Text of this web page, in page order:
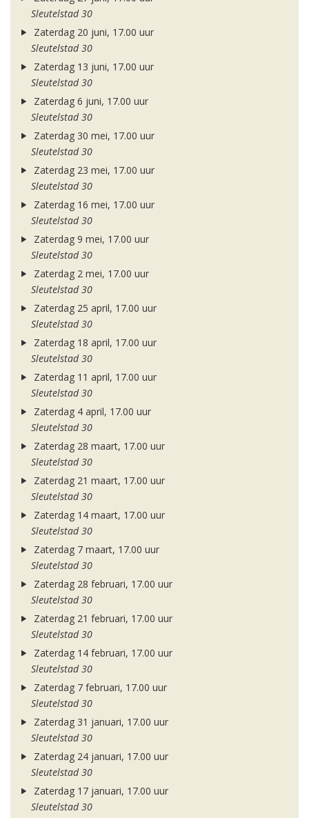
Sleutelstad 30
Zaterdag 20 juni, 17.00 uur
Sleutelstad 30
Zaterdag 13 juni, 17.00 uur
Sleutelstad 30
Zaterdag 6 juni, 17.00 uur
Sleutelstad 30
Zaterdag 30 mei, 17.00 uur
Sleutelstad 30
Zaterdag 23 mei, 17.00 uur
Sleutelstad 30
Zaterdag 16 mei, 17.00 uur
Sleutelstad 30
Zaterdag 9 mei, 17.00 uur
Sleutelstad 30
Zaterdag 2 mei, 17.00 uur
Sleutelstad 30
Zaterdag 25 april, 17.00 uur
Sleutelstad 30
Zaterdag 18 april, 17.00 uur
Sleutelstad 30
Zaterdag 11 april, 17.00 uur
Sleutelstad 30
Zaterdag 4 april, 17.00 uur
Sleutelstad 30
Zaterdag 28 maart, 17.00 uur
Sleutelstad 30
Zaterdag 21 maart, 17.00 uur
Sleutelstad 30
Zaterdag 14 maart, 17.00 uur
Sleutelstad 30
Zaterdag 7 maart, 17.00 uur
Sleutelstad 30
Zaterdag 28 februari, 17.00 uur
Sleutelstad 30
Zaterdag 21 februari, 17.00 uur
Sleutelstad 30
Zaterdag 14 februari, 17.00 uur
Sleutelstad 30
Zaterdag 7 februari, 17.00 uur
Sleutelstad 30
Zaterdag 31 januari, 17.00 uur
Sleutelstad 30
Zaterdag 24 januari, 17.00 uur
Sleutelstad 30
Zaterdag 17 januari, 17.00 uur
Sleutelstad 30